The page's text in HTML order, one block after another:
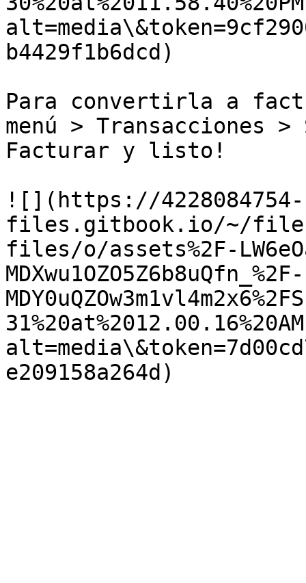
b4429f1b6dcd)
Para convertirla a
menú > Transacciones
Facturar y listo!
![](https://4228084754-
files.gitbook.io/~/
files/o/assets%2F-
MDXwu1OZO5Z6b8uQfn_%2F-